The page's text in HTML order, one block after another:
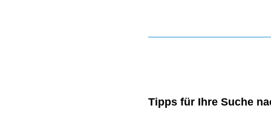
Tipps für Ihre Suche